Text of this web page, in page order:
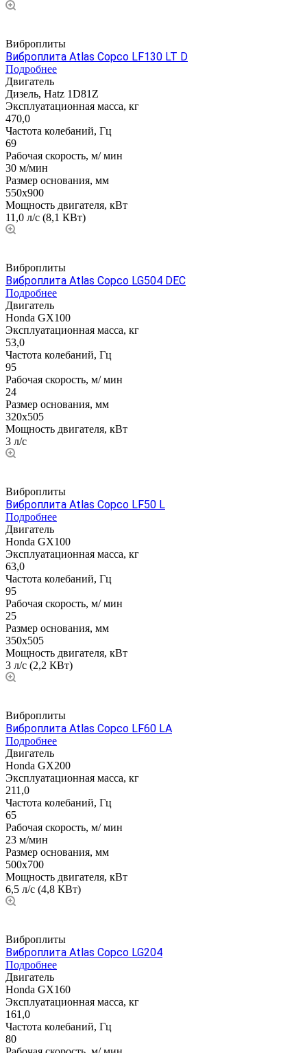
Виброплиты
Виброплита Atlas Copco LF130 LT D
Подробнее
Двигатель
Дизель, Hatz 1D81Z
Эксплуатационная масса, кг
470,0
Частота колебаний, Гц
69
Рабочая скорость, м/ мин
30 м/мин
Размер основания, мм
550х900
Мощность двигателя, кВт
11,0 л/с (8,1 КВт)
Виброплиты
Виброплита Atlas Copco LG504 DEC
Подробнее
Двигатель
Honda GX100
Эксплуатационная масса, кг
53,0
Частота колебаний, Гц
95
Рабочая скорость, м/ мин
24
Размер основания, мм
320х505
Мощность двигателя, кВт
3 л/с
Виброплиты
Виброплита Atlas Copco LF50 L
Подробнее
Двигатель
Honda GX100
Эксплуатационная масса, кг
63,0
Частота колебаний, Гц
95
Рабочая скорость, м/ мин
25
Размер основания, мм
350х505
Мощность двигателя, кВт
3 л/с (2,2 КВт)
Виброплиты
Виброплита Atlas Copco LF60 LA
Подробнее
Двигатель
Honda GX200
Эксплуатационная масса, кг
211,0
Частота колебаний, Гц
65
Рабочая скорость, м/ мин
23 м/мин
Размер основания, мм
500x700
Мощность двигателя, кВт
6,5 л/с (4,8 КВт)
Виброплиты
Виброплита Atlas Copco LG204
Подробнее
Двигатель
Honda GX160
Эксплуатационная масса, кг
161,0
Частота колебаний, Гц
80